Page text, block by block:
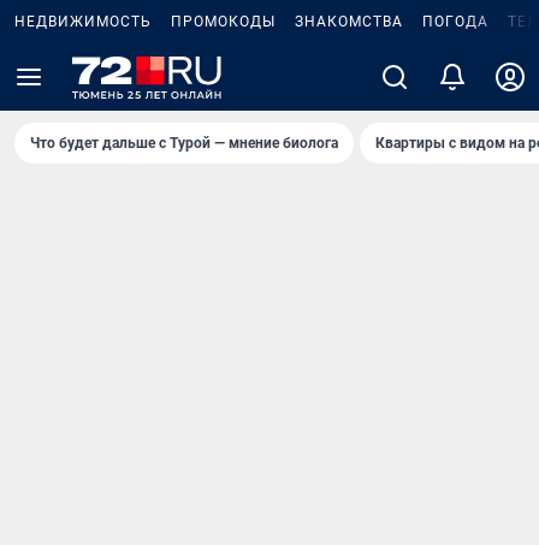
НЕДВИЖИМОСТЬ ПРОМОКОДЫ ЗНАКОМСТВА ПОГОДА
Что будет дальше с Турой — мнение биолога Квартиры с видом на